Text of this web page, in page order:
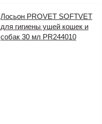
Лосьон PROVET SOFTVET
для гигиены ушей кошек и
собак 30 мл PR244010